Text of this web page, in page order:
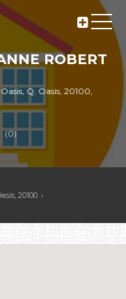
ROBERT
Q. Oasis, 20100,
(0)
20100